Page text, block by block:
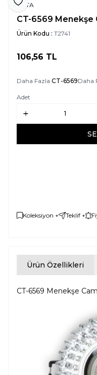
Favoriye Ekle
CATA
CT-6569 Menekşe
Ürün Kodu : T2741
106,56 TL
Daha Fazla CT-6569Daha
Adet
Koleksiyon + Teklif +
Ürün Özellikleri
CT-6569 Menekşe